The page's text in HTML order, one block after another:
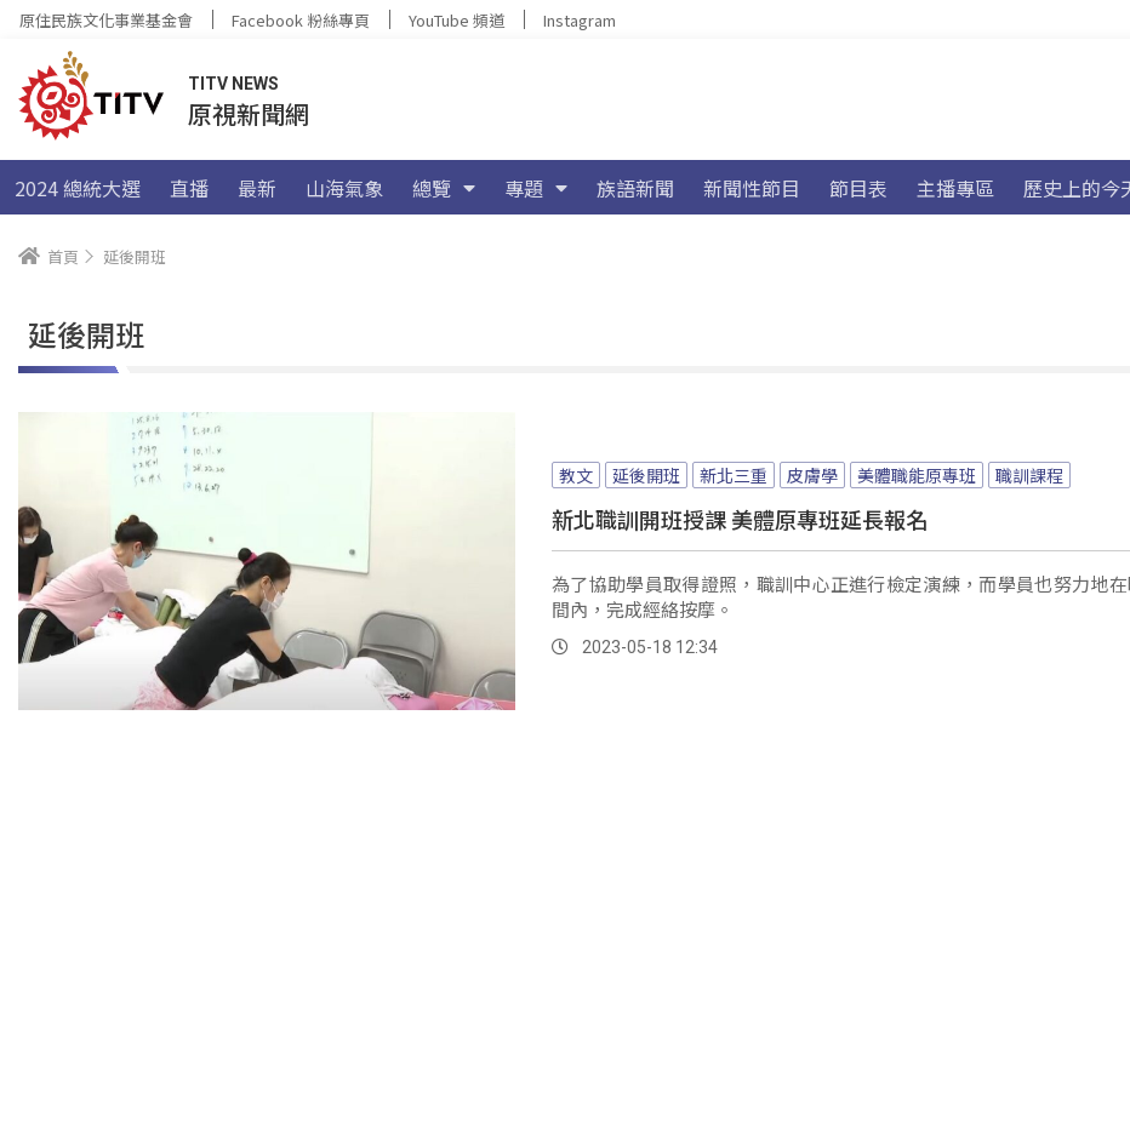
原住民族文化事業基金會 Facebook 粉絲專頁 YouTube 頻道 Instagram
TITV NEWS
原視新聞網
2024 總統大選 直播 最新 山海氣象 總覽 專題 族語新聞 新聞性節目 節目表 主播專區 歷史上的今
首頁 延後開班
延後開班
教文 延後開班 新北三重 皮膚學 美體職能原專班 職訓課程
新北職訓開班授課 美體原專班延長報名
為了協助學員取得證照，職訓中心正進行檢定演練，而學員也努力地
間內，完成經絡按摩。
2023-05-18 12:34